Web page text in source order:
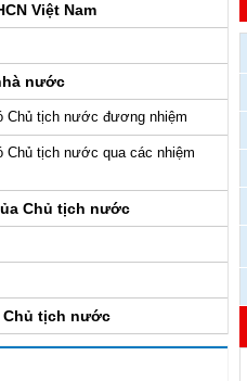
Việt Nam
nước
Chủ tịch nước đương nhiệm
Chủ tịch nước qua các nhiệm
Chủ tịch nước
Chủ tịch nước